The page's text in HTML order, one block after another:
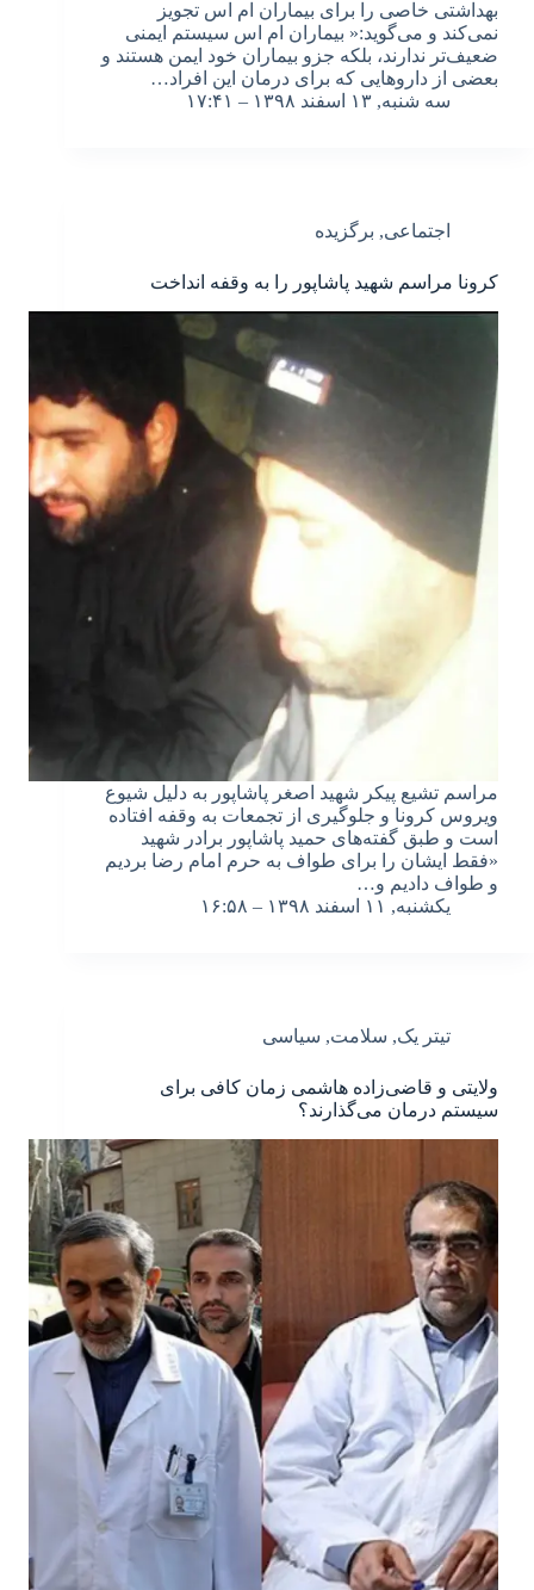
بهداشتی خاصی را برای بیماران ام اس تجویز
نمی‌کند و می‌گوید:« بیماران ام اس سیستم ایمنی
ضعیف‌تر ندارند، بلکه جزو بیماران خود ایمن هستند و
بعضی از داروهایی که برای درمان این افراد…
سه شنبه, ۱۳ اسفند ۱۳۹۸ – ۱۷:۴۱
اجتماعی, برگزیده
کرونا مراسم شهید پاشاپور را به وقفه انداخت
مراسم تشیع پیکر شهید اصغر پاشاپور به دلیل شیوع
ویروس کرونا و جلوگیری از تجمعات به وقفه افتاده
است و طبق گفته‌های حمید پاشاپور برادر شهید
«فقط ایشان را برای طواف به حرم امام رضا بردیم
و طواف دادیم و…
یکشنبه, ۱۱ اسفند ۱۳۹۸ – ۱۶:۵۸
تیتر یک, سلامت, سیاسی
ولایتی و قاضی‌زاده هاشمی زمان کافی برای
سیستم درمان می‌گذارند؟